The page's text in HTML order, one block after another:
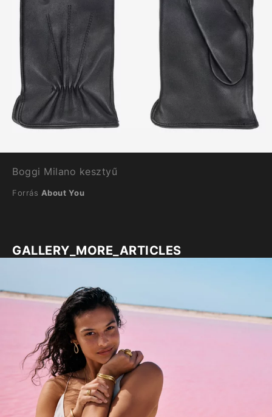
Boggi Milano kesztyű
Forrás About You
GALLERY_MORE_ARTICLES